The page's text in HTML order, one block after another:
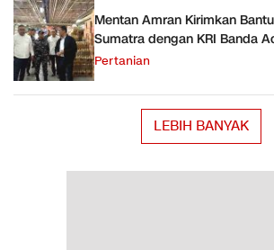
Mentan Amran Kirimkan
Sumatra dengan KRI Banda
Pertanian
LEBIH BANYAK